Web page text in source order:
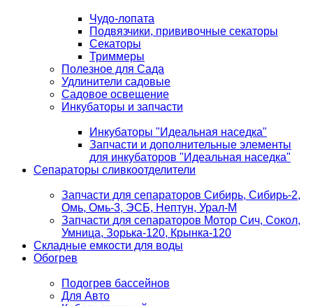
Чудо-лопата
Подвязчики, прививочные секаторы
Секаторы
Триммеры
Полезное для Сада
Удлинители садовые
Садовое освещение
Инкубаторы и запчасти
Инкубаторы "Идеальная наседка"
Запчасти и дополнительные элементы
для инкубаторов "Идеальная наседка"
Сепараторы сливкоотделители
Запчасти для сепараторов Сибирь, Сибирь-2,
Омь, Омь-3, ЭСБ, Нептун, Урал-М
Запчасти для сепараторов Мотор Сич, Сокол,
Умница, Зорька-120, Крынка-120
Складные емкости для воды
Обогрев
Подогрев бассейнов
Для Авто